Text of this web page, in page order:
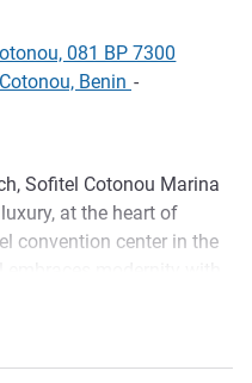
081 BP 7300
Benin -
Sofitel Cotonou Marina
at the heart of
convention center in the
may also choose a